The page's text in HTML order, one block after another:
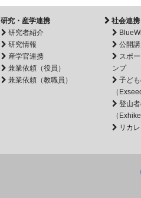
研究・産学連携
研究者紹介
研究情報
産学官連携
兼業依頼（役員）
兼業依頼（教職員）
社会連携
公開
スポ
ンプ
子ど
（
登山
（
リカ